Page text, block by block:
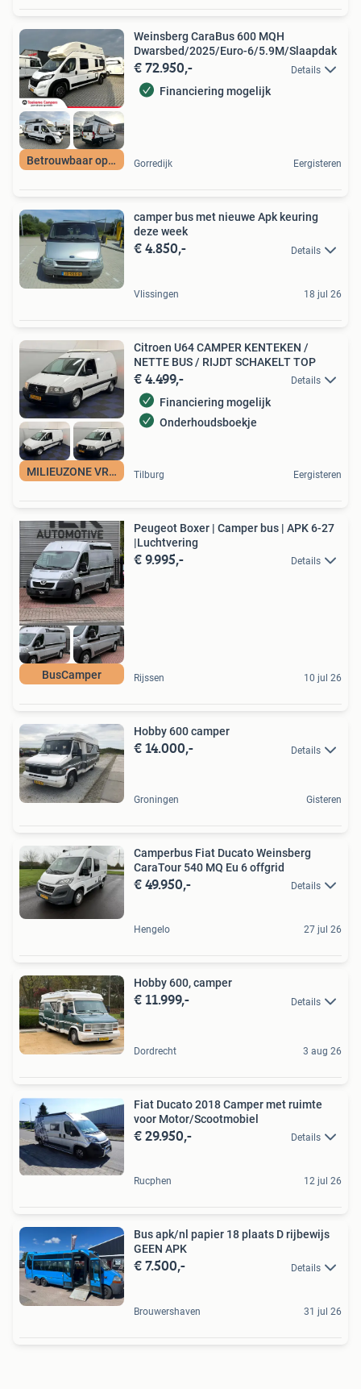
Betrouwbaar op pad
Weinsberg CaraBus 600 MQH
Dwarsbed/2025/Euro-6/5.9M/Slaapdak
€ 72.950,- Details
Financiering mogelijk
Gorredijk Eergisteren
camper bus met nieuwe Apk keuring
deze week
€ 4.850,- Details
Vlissingen 18 jul 26
MILIEUZONE VRIJ
Citroen U64 CAMPER KENTEKEN /
NETTE BUS / RIJDT SCHAKELT TOP
€ 4.499,- Details
Financiering mogelijk
Onderhoudsboekje
Tilburg Eergisteren
BusCamper
Peugeot Boxer | Camper bus | APK 6-27
|Luchtvering
€ 9.995,- Details
Rijssen 10 jul 26
Hobby 600 camper
€ 14.000,- Details
Groningen Gisteren
Camperbus Fiat Ducato Weinsberg
CaraTour 540 MQ Eu 6 offgrid
€ 49.950,- Details
Hengelo 27 jul 26
Hobby 600, camper
€ 11.999,- Details
Dordrecht 3 aug 26
Fiat Ducato 2018 Camper met ruimte
voor Motor/Scootmobiel
€ 29.950,- Details
Rucphen 12 jul 26
Bus apk/nl papier 18 plaats D rijbewijs
GEEN APK
€ 7.500,- Details
Brouwershaven 31 jul 26